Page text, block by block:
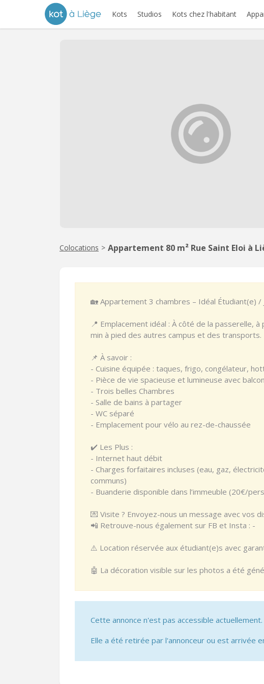
Kots Studios Kots chez l'habitant
Colocations > Appartement 80 m² Rue Saint Eloi à
🏡 Appartement 3 chambres – Idéal Étudiant(e) /
📍 Emplacement idéal : À côté de la passerelle,
min à pied des autres campus et des transports.
📌 À savoir :
- Cuisine équipée : taques, frigo, congélateur,
- Pièce de vie spacieuse et lumineuse avec
- Trois belles Chambres
- Salle de bains à partager
- WC séparé
- Emplacement pour vélo au rez-de-chaussée
✔️ Les Plus :
- Internet haut débit
- Charges forfaitaires incluses (eau, gaz,
communs)
- Buanderie disponible dans l’immeuble (20€/
💌 Visite ? Envoyez-nous un message avec vos
📲 Retrouve-nous également sur FB et Insta : -
⚠️ Location réservée aux étudiant(e)s avec
🤖 La décoration visible sur les photos a été
Cette annonce n'est pas accessible actuellement.
Elle a été retirée par l'annonceur ou est arrivée